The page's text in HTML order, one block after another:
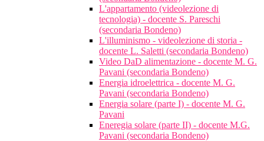
L'appartamento (videolezione di
tecnologia) - docente S. Pareschi
(secondaria Bondeno)
L'illuminismo - videolezione di storia -
docente L. Saletti (secondaria Bondeno)
Video DaD alimentazione - docente M. G.
Pavani (secondaria Bondeno)
Energia idroelettrica - docente M. G.
Pavani (secondaria Bondeno)
Energia solare (parte I) - docente M. G.
Pavani
Eneregia solare (parte II) - docente M.G.
Pavani (secondaria Bondeno)